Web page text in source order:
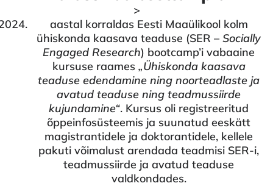
>
aastal korraldas Eesti Maaülikool kolm
ühiskonda kaasava teaduse (SER – Socially
Engaged Research) bootcamp’i vabaaine
kursuse raames „Ühiskonda kaasava
teaduse edendamine ning noorteadlaste ja
avatud teaduse ning teadmussiirde
kujundamine“. Kursus oli registreeritud
õppeinfosüsteemis ja suunatud eeskätt
magistrantidele ja doktorantidele, kellele
pakuti võimalust arendada teadmisi SER-i,
teadmussiirde ja avatud teaduse
valdkondades.